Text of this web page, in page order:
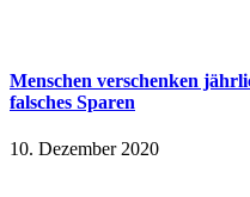
Menschen verschenken
falsches Sparen
10. Dezember 2020